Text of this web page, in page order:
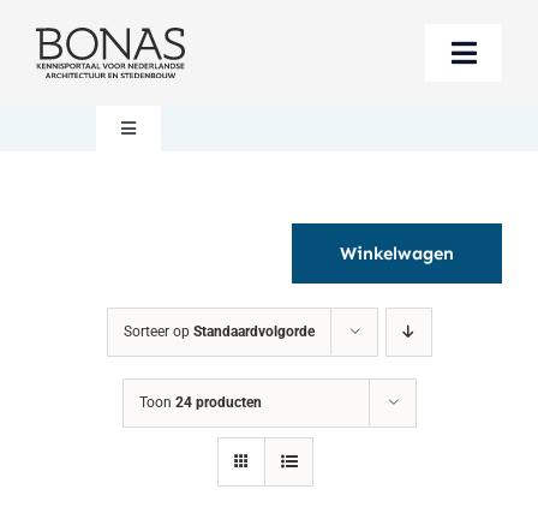
naar
Toggle
Berichten
Steun BONAS
Toggle
Winkelwagen
Sorteer op Standaardvolgorde
Toon 24 producten